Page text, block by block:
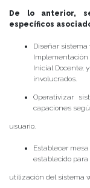
De lo anterior,
específicos
Diseñar sistema
Implementación
Inicial Docente;
involucrados.
Operativizar
capaciones
usuario.
Establecer
establecido para
utilización del sistema